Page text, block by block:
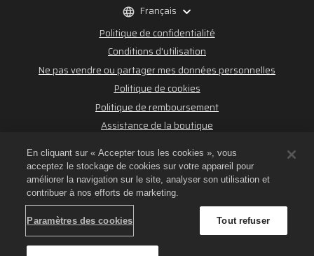
Politique de confidentialité
Conditions d'utilisation
Ne pas vendre ou partager mes données personnelles
Politique de cookies
Politique de remboursement
Assistance de la boutique
Paramètres des cookies
2026Small Giant Games Oy. Empires & Puzzles et le logo Empires &
Puzzles sont des marques de commerce de Small Giant Games Oy. Tous
droits réservés. La boutique Empires & Puzzles Store est gérée par Small
Giant Games Oy. Les offres ne sont valables que dans le jeu Empires &
Puzzles. La disponibilité des offres et les prix varient d'une région à
Français
En cliquant sur « Accepter tous les cookies », vous
acceptez le stockage de cookies sur votre appareil pour
améliorer la navigation sur le site, analyser son utilisation et
contribuer à nos efforts de marketing.
Paramètres des cookies Tout refuser